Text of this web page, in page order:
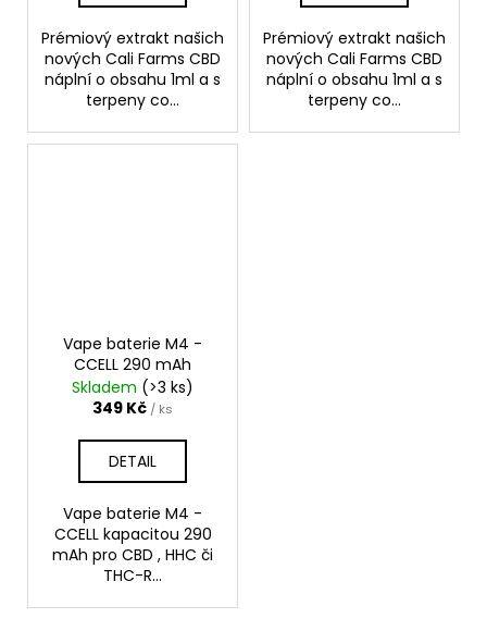
Prémiový extrakt našich
nových Cali Farms CBD
náplní o obsahu 1ml a s
terpeny co...
Prémiový extrakt našich
nových Cali Farms CBD
náplní o obsahu 1ml a s
terpeny co...
Vape baterie M4 -
CCELL 290 mAh
Skladem (>3 ks)
349 Kč / ks
DETAIL
Vape baterie M4 -
CCELL kapacitou 290
mAh pro CBD , HHC či
THC-R...